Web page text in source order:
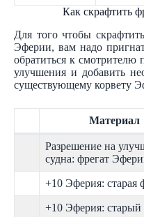
Как скрафтить
Для того чтобы
Эферии, вам надо
обратиться к
улучшения и добавить
существующему корвету
Материал
Разрешение на
судна: фрегат
+10 Эферия: старая
+10 Эферия: старый